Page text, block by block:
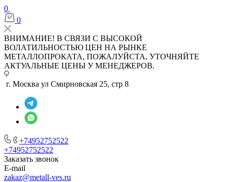
0
0
ВНИМАНИЕ! В СВЯЗИ С ВЫСОКОЙ
ВОЛАТИЛЬНОСТЬЮ ЦЕН НА РЫНКЕ
МЕТАЛЛОПРОКАТА, ПОЖАЛУЙСТА, УТОЧНЯЙТЕ
АКТУАЛЬНЫЕ ЦЕНЫ У МЕНЕДЖЕРОВ.
г. Москва ул Смирновская 25, стр 8
+74952752522
+74952752522
Заказать звонок
E-mail
zakaz@metall-ves.ru